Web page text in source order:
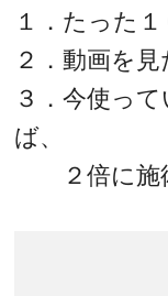
１．たった
２．動画を
３．今使っ
ば、
２倍に施